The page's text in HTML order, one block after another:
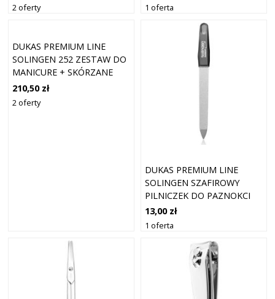
2 oferty 1 oferta
DUKAS PREMIUM LINE
SOLINGEN 252 ZESTAW DO
MANICURE + SKÓRZANE
ETUI BLACK
210,50 zł
2 oferty
DUKAS PREMIUM LINE
SOLINGEN SZAFIROWY
PILNICZEK DO PAZNOKCI
DO PAZNOKCI 13 CM
13,00 zł
1 oferta